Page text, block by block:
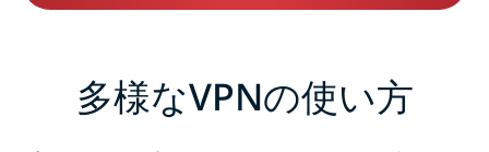
多様なVPNの使い方